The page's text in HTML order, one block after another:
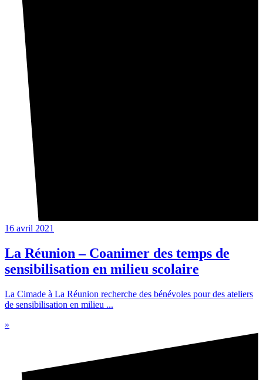
16 avril 2021
La Réunion – Coanimer des temps de
sensibilisation en milieu scolaire
La Cimade à La Réunion recherche des bénévoles pour des ateliers
de sensibilisation en milieu ...
»